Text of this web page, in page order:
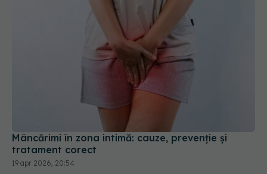
Mâncărimi în zona intimă: cauze, prevenție și
tratament corect
19 apr 2026, 20:54